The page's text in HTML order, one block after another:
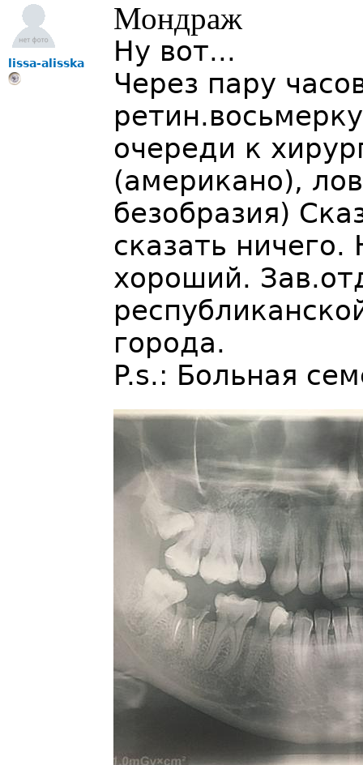
lissa-alisska
Мондраж
Ну вот...
Через пару
очереди к
(американо),
безобразия)
сказать
хороший.
города.
P.s.: Больная